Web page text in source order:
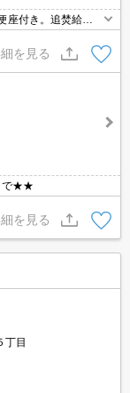
座付き。追焚給
小型犬1匹又は猫1匹
（敷金2ヶ月増）。
を見る
で★★
を見る
丁目